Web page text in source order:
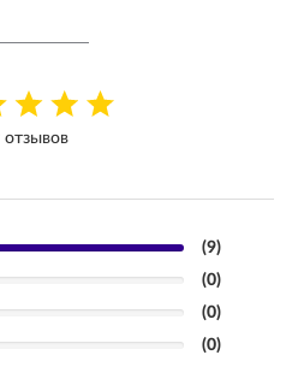
отзывов
(9)
(0)
(0)
(0)